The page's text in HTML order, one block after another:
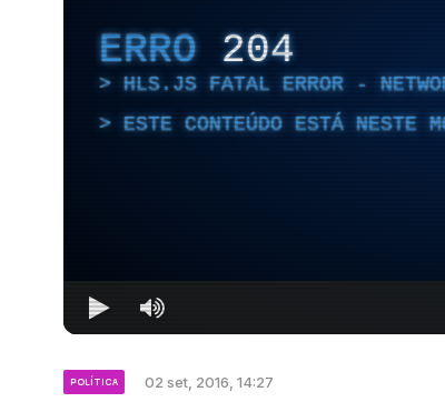
ERRO 204
HLS.JS FATAL ERROR -
ESTE CONTEÚDO ESTÁ NESTE
POLÍTICA 02 set, 2016, 14:27